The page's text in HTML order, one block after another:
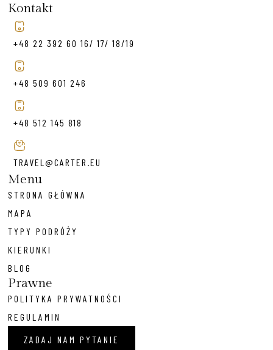
Kontakt
+48 22 392 60 16/ 17/ 18/19
+48 509 601 246
+48 512 145 818
TRAVEL@CARTER.EU
Menu
STRONA GŁÓWNA
MAPA
TYPY PODRÓŻY
KIERUNKI
BLOG
Prawne
POLITYKA PRYWATNOŚCI
REGULAMIN
ZADAJ NAM PYTANIE